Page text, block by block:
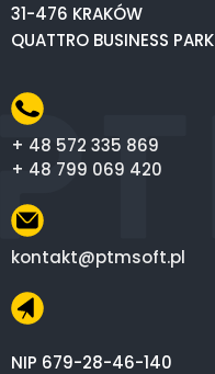
31-476 KRAKÓW
QUATTRO BUSINESS
+ 48 572 335 869
+ 48 799 069 420
kontakt@ptmsoft.pl
NIP 679-28-46-140